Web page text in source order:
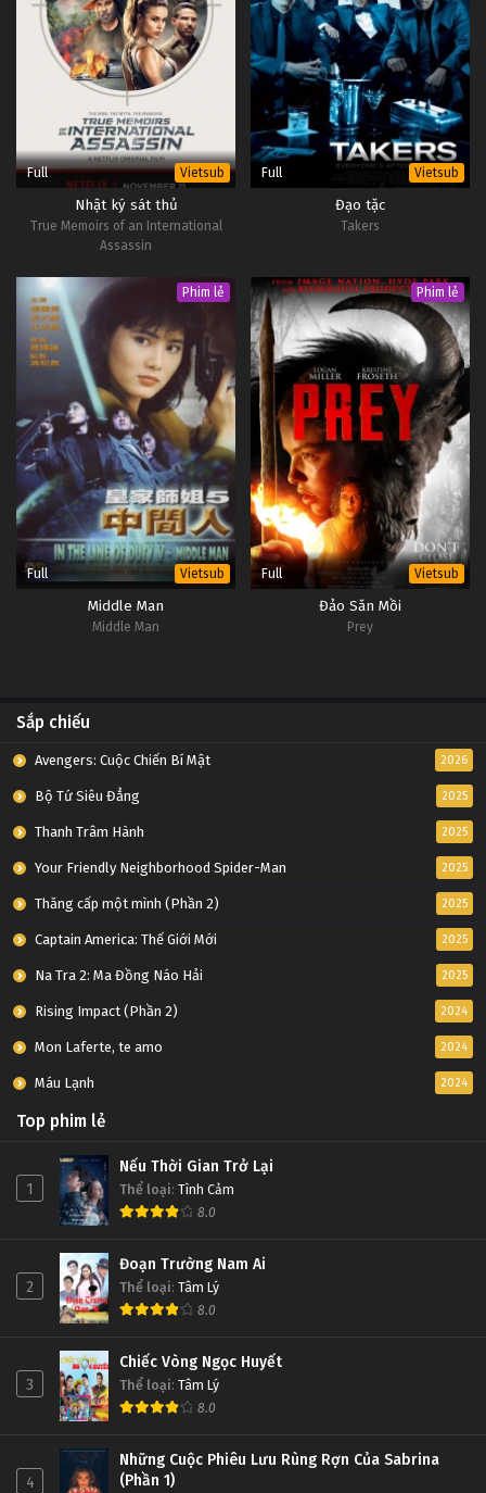
Full Vietsub
Nhật ký sát thủ
True Memoirs of an International
Assassin
Full Vietsub
Đạo tặc
Takers
Phim lẻ
Full Vietsub
Middle Man
Middle Man
Phim lẻ
Full Vietsub
Đảo Săn Mồi
Prey
Sắp chiếu
Avengers: Cuộc Chiến Bí Mật 2026
Bộ Tứ Siêu Đẳng 2025
Thanh Trâm Hành 2025
Your Friendly Neighborhood Spider-Man 2025
Thăng cấp một mình (Phần 2) 2025
Captain America: Thế Giới Mới 2025
Na Tra 2: Ma Đồng Náo Hải 2025
Rising Impact (Phần 2) 2024
Mon Laferte, te amo 2024
Máu Lạnh 2024
Top phim lẻ
1
Nếu Thời Gian Trở Lại
Thể loại: Tình Cảm
8.0
2
Đoạn Trường Nam Ai
Thể loại: Tâm Lý
8.0
3
Chiếc Vòng Ngọc Huyết
Thể loại: Tâm Lý
8.0
4
Những Cuộc Phiêu Lưu Rùng Rợn Của Sabrina
(Phần 1)